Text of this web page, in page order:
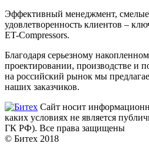
Эффективный менеджмент,
удовлетворенность клиентов –
ET-Compressors.
Благодаря серьезному
проектировании, производстве и
на российский рынок мы
наших заказчиков.
Сайт носит
каких условиях не является
ГК РФ). Все права защищены
© Битех 2018